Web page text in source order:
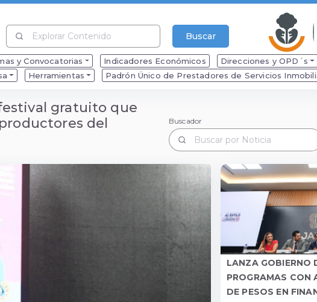
Buscar
y Convocatorias Indicadores Económicos Direcciones y OPD´s
Herramientas Padrón Único de Prestadores de Servicios
gratuito que
del
Buscador
Buscador
LANZA GOBIERNO
PROGRAMAS CON
DE PESOS EN